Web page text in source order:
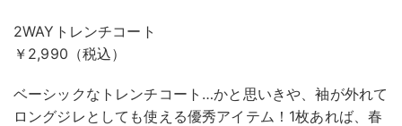
2WAYトレンチコート
￥2,990（税込）
ベーシックなトレンチコート…かと思いきや、袖が外れて
ロングジレとしても使える優秀アイテム！1枚あれば、春